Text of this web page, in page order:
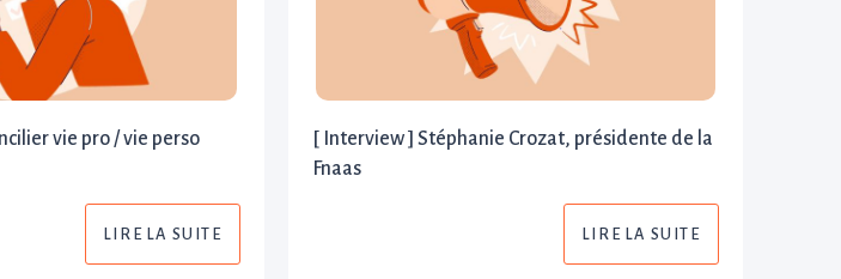
vie pro / vie perso
LIRE LA SUITE
[ Interview ] Stéphanie Crozat, présidente de la
Fnaas
LIRE LA SUITE